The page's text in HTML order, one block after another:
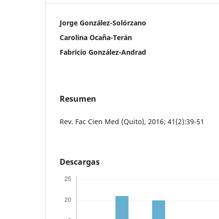
Jorge González-Solórzano
Carolina Ocaña-Terán
Fabricio González-Andrad
Resumen
Rev. Fac Cien Med (Quito), 2016; 41(2):39-51
Descargas